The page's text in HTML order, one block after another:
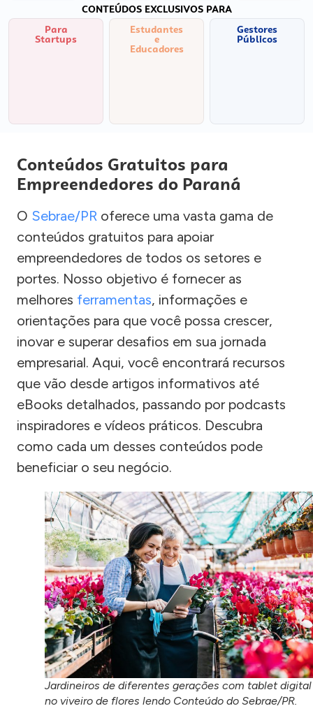
CONTEÚDOS EXCLUSIVOS PARA
Para
Startups
Estudantes
e
Educadores
Gestores
Públicos
Conteúdos Gratuitos para
Empreendedores do Paraná
O Sebrae/PR oferece uma vasta gama de
conteúdos gratuitos para apoiar
empreendedores de todos os setores e
portes. Nosso objetivo é fornecer as
melhores ferramentas, informações e
orientações para que você possa crescer,
inovar e superar desafios em sua jornada
empresarial. Aqui, você encontrará recursos
que vão desde artigos informativos até
eBooks detalhados, passando por podcasts
inspiradores e vídeos práticos. Descubra
como cada um desses conteúdos pode
beneficiar o seu negócio.
Jardineiros de diferentes gerações com tablet digital
no viveiro de flores lendo Conteúdo do Sebrae/PR.